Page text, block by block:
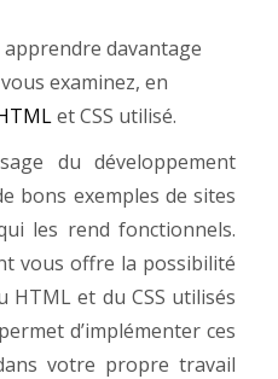
apprendre davantage
examinez, en
et CSS utilisé.
du développement
bons exemples de sites
les rend fonctionnels.
vous offre la possibilité
HTML et du CSS utilisés
d’implémenter ces
votre propre travail